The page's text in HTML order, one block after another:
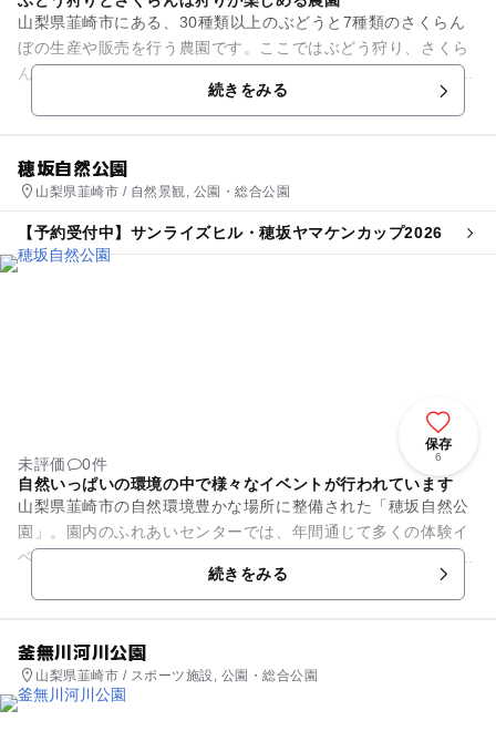
山梨県韮崎市にある、30種類以上のぶどうと7種類のさくらん
ぼの生産や販売を行う農園です。ここではぶどう狩り、さくら
んぼ狩りも楽しむことができます。 ファミリー向けの農園にな
続きをみる
穂坂自然公園
山梨県韮崎市 / 自然景観, 公園・総合公園
【予約受付中】サンライズヒル・穂坂ヤマケンカップ2026
保存
6
未評価
0件
自然いっぱいの環境の中で様々なイベントが行われています
山梨県韮崎市の自然環境豊かな場所に整備された「穂坂自然公
園」。園内のふれあいセンターでは、年間通じて多くの体験イ
ベントが催されています。 里山の中を散策できる遊歩道が整備
続きをみる
釜無川河川公園
山梨県韮崎市 / スポーツ施設, 公園・総合公園